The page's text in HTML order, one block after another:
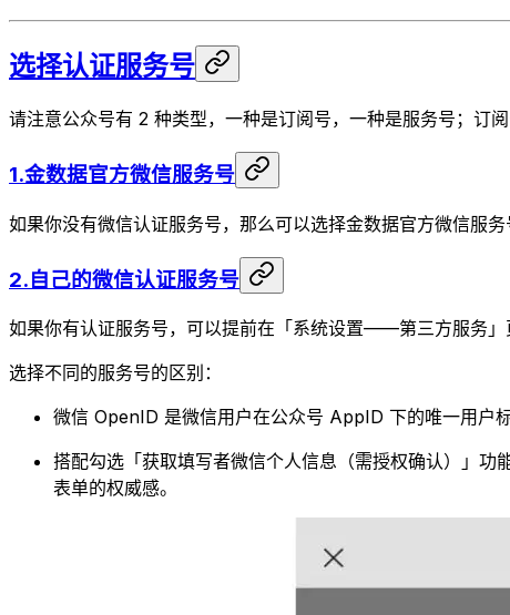
选择认证服务号
请注意公众号有 2 种类型，一种是订阅号，一种是服务号；订
1.金数据官方微信服务号
如果你没有微信认证服务号，那么可以选择金数据官方微信服务
2.自己的微信认证服务号
如果你有认证服务号，可以提前在「系统设置——第三方服务」
选择不同的服务号的区别：
微信 OpenID 是微信用户在公众号 AppID 下的唯一用户
搭配勾选「获取填写者微信个人信息（需授权确认）」
表单的权威感。